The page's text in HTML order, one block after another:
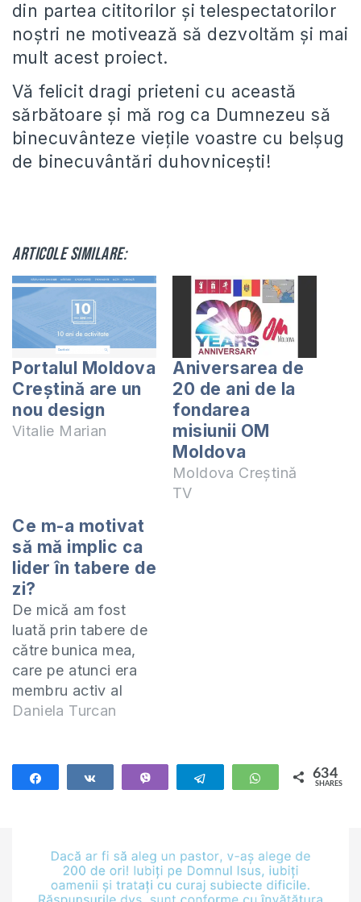
din partea cititorilor și telespectatorilor
noștri ne motivează să dezvoltăm și mai
mult acest proiect.
Vă felicit dragi prieteni cu această
sărbătoare și mă rog ca Dumnezeu să
binecuvânteze viețile voastre cu belșug
de binecuvântări duhovnicești!
Articole similare:
Portalul Moldova
Creștină are un
nou design
Vitalie Marian
Aniversarea de
20 de ani de la
fondarea
misiunii OM
Moldova
Moldova Creștină
TV
Ce m-a motivat
să mă implic ca
lider în tabere de
zi?
De mică am fost
luată prin tabere de
către bunica mea,
care pe atunci era
membru activ al
organizației ”El-
scrie, eu mergeam la
toate activitățile
tratată cu dragoste
și multă înțelegere,
ceea ce m-a făcut
Daniela Turcan
Telegram WhatsApp
634
SHARES